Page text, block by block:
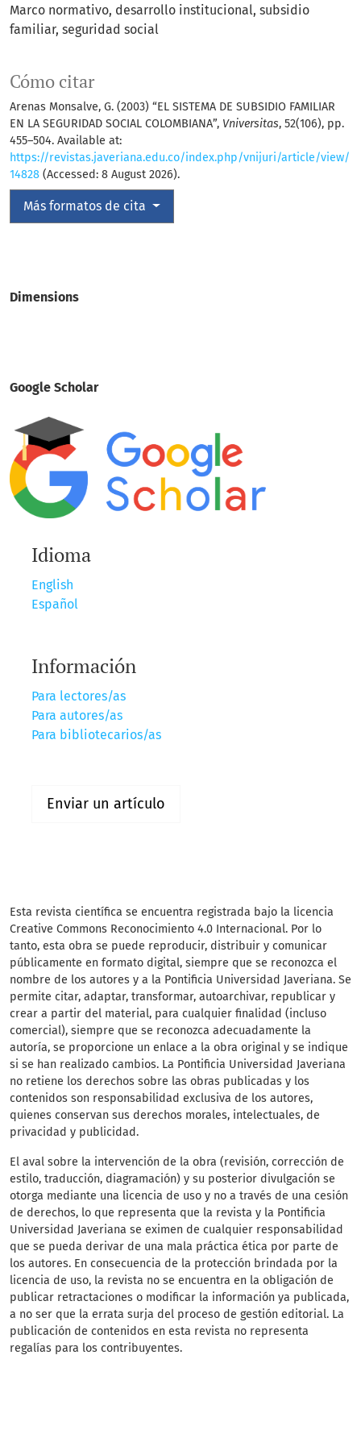
Marco normativo desarrollo institucional subsidio
familiar seguridad social
Cómo citar
Arenas Monsalve, G. (2003) “EL SISTEMA DE SUBSIDIO FAMILIAR
EN LA SEGURIDAD SOCIAL COLOMBIANA”, Vniversitas, 52(106), pp.
455–504. Available at:
https://revistas.javeriana.edu.co/index.php/vnijuri/article/view/
14828 (Accessed: 8 August 2026).
Más formatos de cita
Dimensions
Google Scholar
Idioma
English
Español
Información
Para lectores/as
Para autores/as
Para bibliotecarios/as
Enviar un artículo
Esta revista científica se encuentra registrada bajo la licencia
Creative Commons Reconocimiento 4.0 Internacional. Por lo
tanto, esta obra se puede reproducir, distribuir y comunicar
públicamente en formato digital, siempre que se reconozca el
nombre de los autores y a la Pontificia Universidad Javeriana. Se
permite citar, adaptar, transformar, autoarchivar, republicar y
crear a partir del material, para cualquier finalidad (incluso
comercial), siempre que se reconozca adecuadamente la
autoría, se proporcione un enlace a la obra original y se indique
si se han realizado cambios. La Pontificia Universidad Javeriana
no retiene los derechos sobre las obras publicadas y los
contenidos son responsabilidad exclusiva de los autores,
quienes conservan sus derechos morales, intelectuales, de
privacidad y publicidad.
El aval sobre la intervención de la obra (revisión, corrección de
estilo, traducción, diagramación) y su posterior divulgación se
otorga mediante una licencia de uso y no a través de una cesión
de derechos, lo que representa que la revista y la Pontificia
Universidad Javeriana se eximen de cualquier responsabilidad
que se pueda derivar de una mala práctica ética por parte de
los autores. En consecuencia de la protección brindada por la
licencia de uso, la revista no se encuentra en la obligación de
publicar retractaciones o modificar la información ya publicada,
a no ser que la errata surja del proceso de gestión editorial. La
publicación de contenidos en esta revista no representa
regalías para los contribuyentes.